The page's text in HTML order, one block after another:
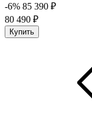
-6% 85 390 ₽
80 490 ₽
Купить